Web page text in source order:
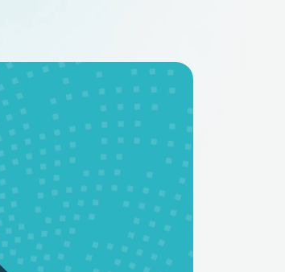
Аккумуляторные
батареи на заказ